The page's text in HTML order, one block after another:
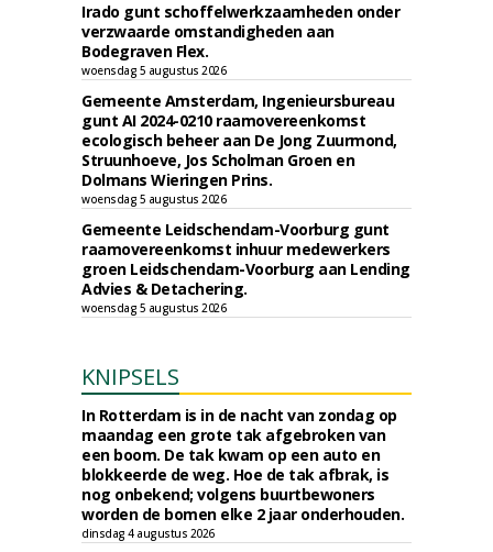
Irado gunt schoffelwerkzaamheden onder
verzwaarde omstandigheden aan
Bodegraven Flex.
woensdag 5 augustus 2026
Gemeente Amsterdam, Ingenieursbureau
gunt AI 2024-0210 raamovereenkomst
ecologisch beheer aan De Jong Zuurmond,
Struunhoeve, Jos Scholman Groen en
Dolmans Wieringen Prins.
woensdag 5 augustus 2026
Gemeente Leidschendam-Voorburg gunt
raamovereenkomst inhuur medewerkers
groen Leidschendam-Voorburg aan Lending
Advies & Detachering.
woensdag 5 augustus 2026
KNIPSELS
In Rotterdam is in de nacht van zondag op
maandag een grote tak afgebroken van
een boom. De tak kwam op een auto en
blokkeerde de weg. Hoe de tak afbrak, is
nog onbekend; volgens buurtbewoners
worden de bomen elke 2 jaar onderhouden.
dinsdag 4 augustus 2026